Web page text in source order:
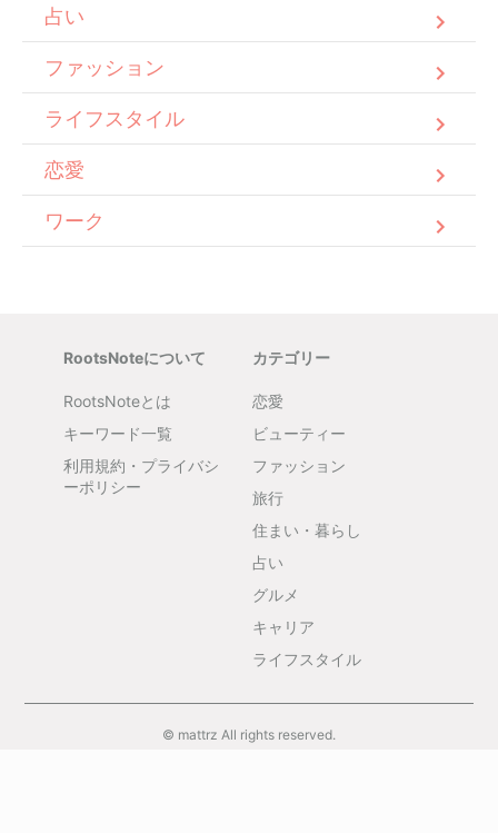
占い
ファッション
ライフスタイル
恋愛
ワーク
RootsNoteについて
RootsNoteとは
キーワード一覧
利用規約・プライバシ
ーポリシー
カテゴリー
恋愛
ビューティー
ファッション
旅行
住まい・暮らし
占い
グルメ
キャリア
ライフスタイル
© mattrz All rights reserved.